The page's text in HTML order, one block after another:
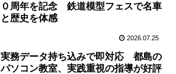
０周年を記念 鉄道模型フェスで名車
と歴史を体感
2026.07.25
実務データ持ち込みで即対応 都島の
パソコン教室、実践重視の指導が好評